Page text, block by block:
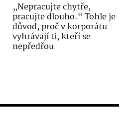
„Nepracujte chytře,
pracujte dlouho.“ Tohle je
důvod, proč v korporátu
vyhrávají ti, kteří se
nepředřou